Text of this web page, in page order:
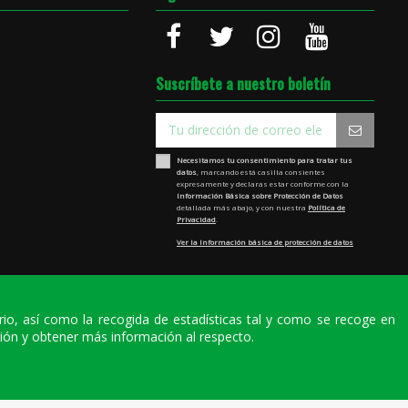
Suscríbete a nuestro boletín
Necesitamos tu consentimiento para tratar tus
datos, marcando está casilla consientes
expresamente y declaras estar conforme con la
Información Básica sobre Protección de Datos
detallada más abajo, y con nuestra Política de
Privacidad.
Ver la Información básica de protección de datos
así como la recogida de estadísticas tal y como se recoge en
y obtener más información al respecto.